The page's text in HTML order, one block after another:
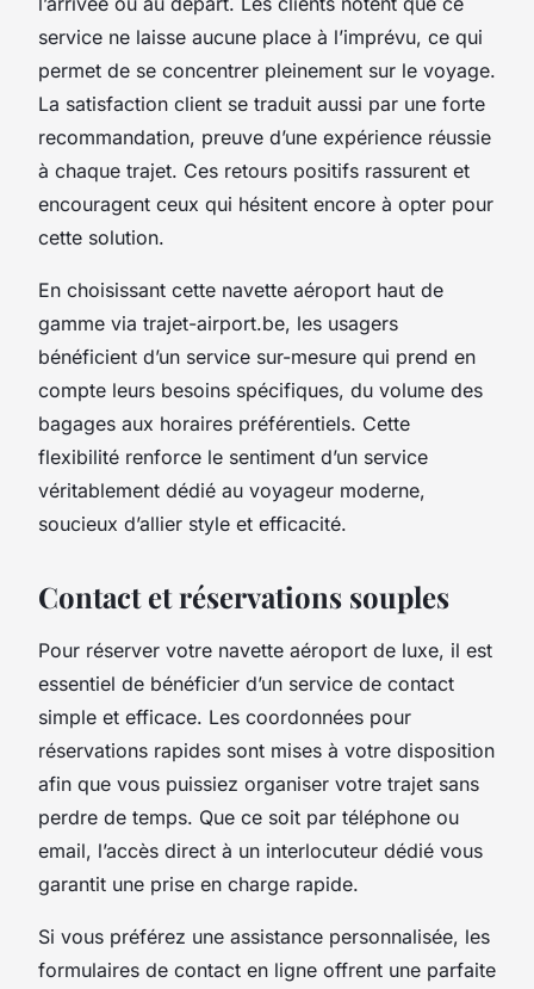
service ne laisse aucune place à l’imprévu, ce qui
permet de se concentrer pleinement sur le voyage.
La satisfaction client se traduit aussi par une forte
recommandation, preuve d’une expérience réussie
à chaque trajet. Ces retours positifs rassurent et
encouragent ceux qui hésitent encore à opter pour
cette solution.
En choisissant cette navette aéroport haut de
gamme via trajet-airport.be, les usagers
bénéficient d’un service sur-mesure qui prend en
compte leurs besoins spécifiques, du volume des
bagages aux horaires préférentiels. Cette
flexibilité renforce le sentiment d’un service
véritablement dédié au voyageur moderne,
soucieux d’allier style et efficacité.
Contact et réservations souples
Pour réserver votre navette aéroport de luxe, il est
essentiel de bénéficier d’un service de contact
simple et efficace. Les coordonnées pour
réservations rapides sont mises à votre disposition
afin que vous puissiez organiser votre trajet sans
perdre de temps. Que ce soit par téléphone ou
email, l’accès direct à un interlocuteur dédié vous
garantit une prise en charge rapide.
Si vous préférez une assistance personnalisée, les
formulaires de contact en ligne offrent une parfaite